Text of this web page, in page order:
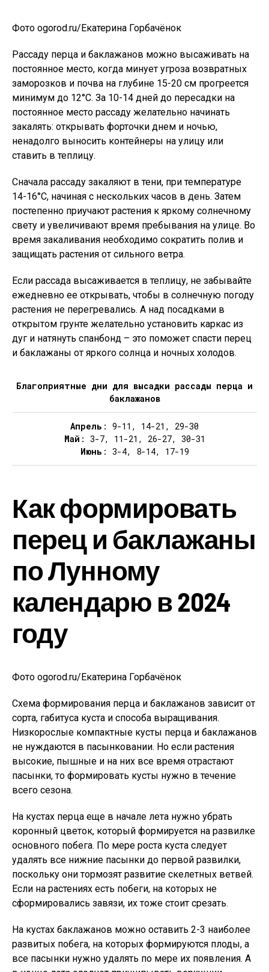
Фото ogorod.ru/Екатерина Горбачёнок
Рассаду перца и баклажанов можно высаживать на
постоянное место, когда минует угроза возвратных
заморозков и почва на глубине 15-20 см прогреется
минимум до 12°С. За 10-14 дней до пересадки на
постоянное место рассаду желательно начинать
закалять: открывать форточки днем и ночью,
ненадолго выносить контейнеры на улицу или
ставить в теплицу.
Сначала рассаду закаляют в тени, при температуре
14-16°C, начиная с нескольких часов в день. Затем
постепенно приучают растения к яркому солнечному
свету и увеличивают время пребывания на улице. Во
время закаливания необходимо сократить полив и
защищать растения от сильного ветра.
Если рассада высаживается в теплицу, не забывайте
ежедневно ее открывать, чтобы в солнечную погоду
растения не перегревались. А над посадками в
открытом грунте желательно установить каркас из
дуг и натянуть спанбонд – это поможет спасти перец
и баклажаны от яркого солнца и ночных холодов.
Благоприятные дни для высадки рассады перца и
баклажанов
Апрель : 9-11, 14-21, 29-30
Май : 3-7, 11-21, 26-27, 30-31
Июнь : 3-4, 8-14, 17-19
Как формировать
перец и баклажаны
по Лунному
календарю в 2024
году
Фото ogorod.ru/Екатерина Горбачёнок
Схема формирования перца и баклажанов зависит от
сорта, габитуса куста и способа выращивания.
Низкорослые компактные кусты перца и баклажанов
не нуждаются в пасынковании. Но если растения
высокие, пышные и на них все время отрастают
пасынки, то формировать кусты нужно в течение
всего сезона.
На кустах перца еще в начале лета нужно убрать
коронный цветок, который формируется на развилке
основного побега. По мере роста куста следует
удалять все нижние пасынки до первой развилки,
поскольку они тормозят развитие скелетных ветвей.
Если на растениях есть побеги, на которых не
сформировались завязи, их тоже стоит срезать.
На кустах баклажанов можно оставить 2-3 наиболее
развитых побега, на которых формируются плоды, а
все пасынки нужно удалять по мере их появления. А